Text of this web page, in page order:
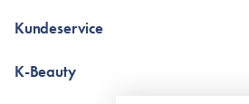
Kundeservice
The K-Beauty Box - spørgsmål og svar
K-Beauty